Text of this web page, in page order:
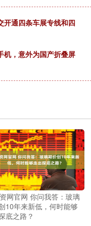
开通四条车展专线和四
机，意外为国产折叠屏
网官网 你问我答：玻璃
10年来新低，何时能够
底之路？